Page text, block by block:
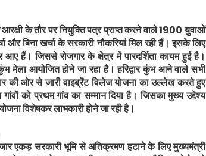
के तौर पर नियुक्ति पत्र प्राप्त करने वाले 1900 युवाओं
और बिना खर्चा के सरकारी नौकरियां मिल रही हैं। इसके लिए
हैं। जिससे रोजगार के क्षेत्र में पारदर्शिता कायम हुई है।
मेला आयोजित होने जा रहा है। हरिद्वार कुंभ आने वाले सभी
की ओर से जारी वाइब्रेंट विलेज योजना का उल्लेख करते हुए
को प्रथम गांव का सम्मान दिया है। जिसका मुख्य उद्देश्य
विशेषकर लाभकारी होने जा रही है।
एकड़ सरकारी भूमि से अतिक्रमण हटाने के लिए मुख्यमंत्री